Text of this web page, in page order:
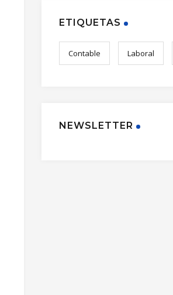
ETIQUETAS
Contable Laboral
NEWSLETTER